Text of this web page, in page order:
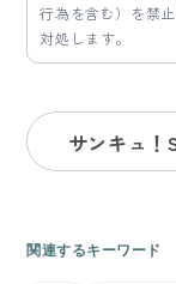
行為を含む）を禁
対処します。
サンキュ！
関連するキーワード